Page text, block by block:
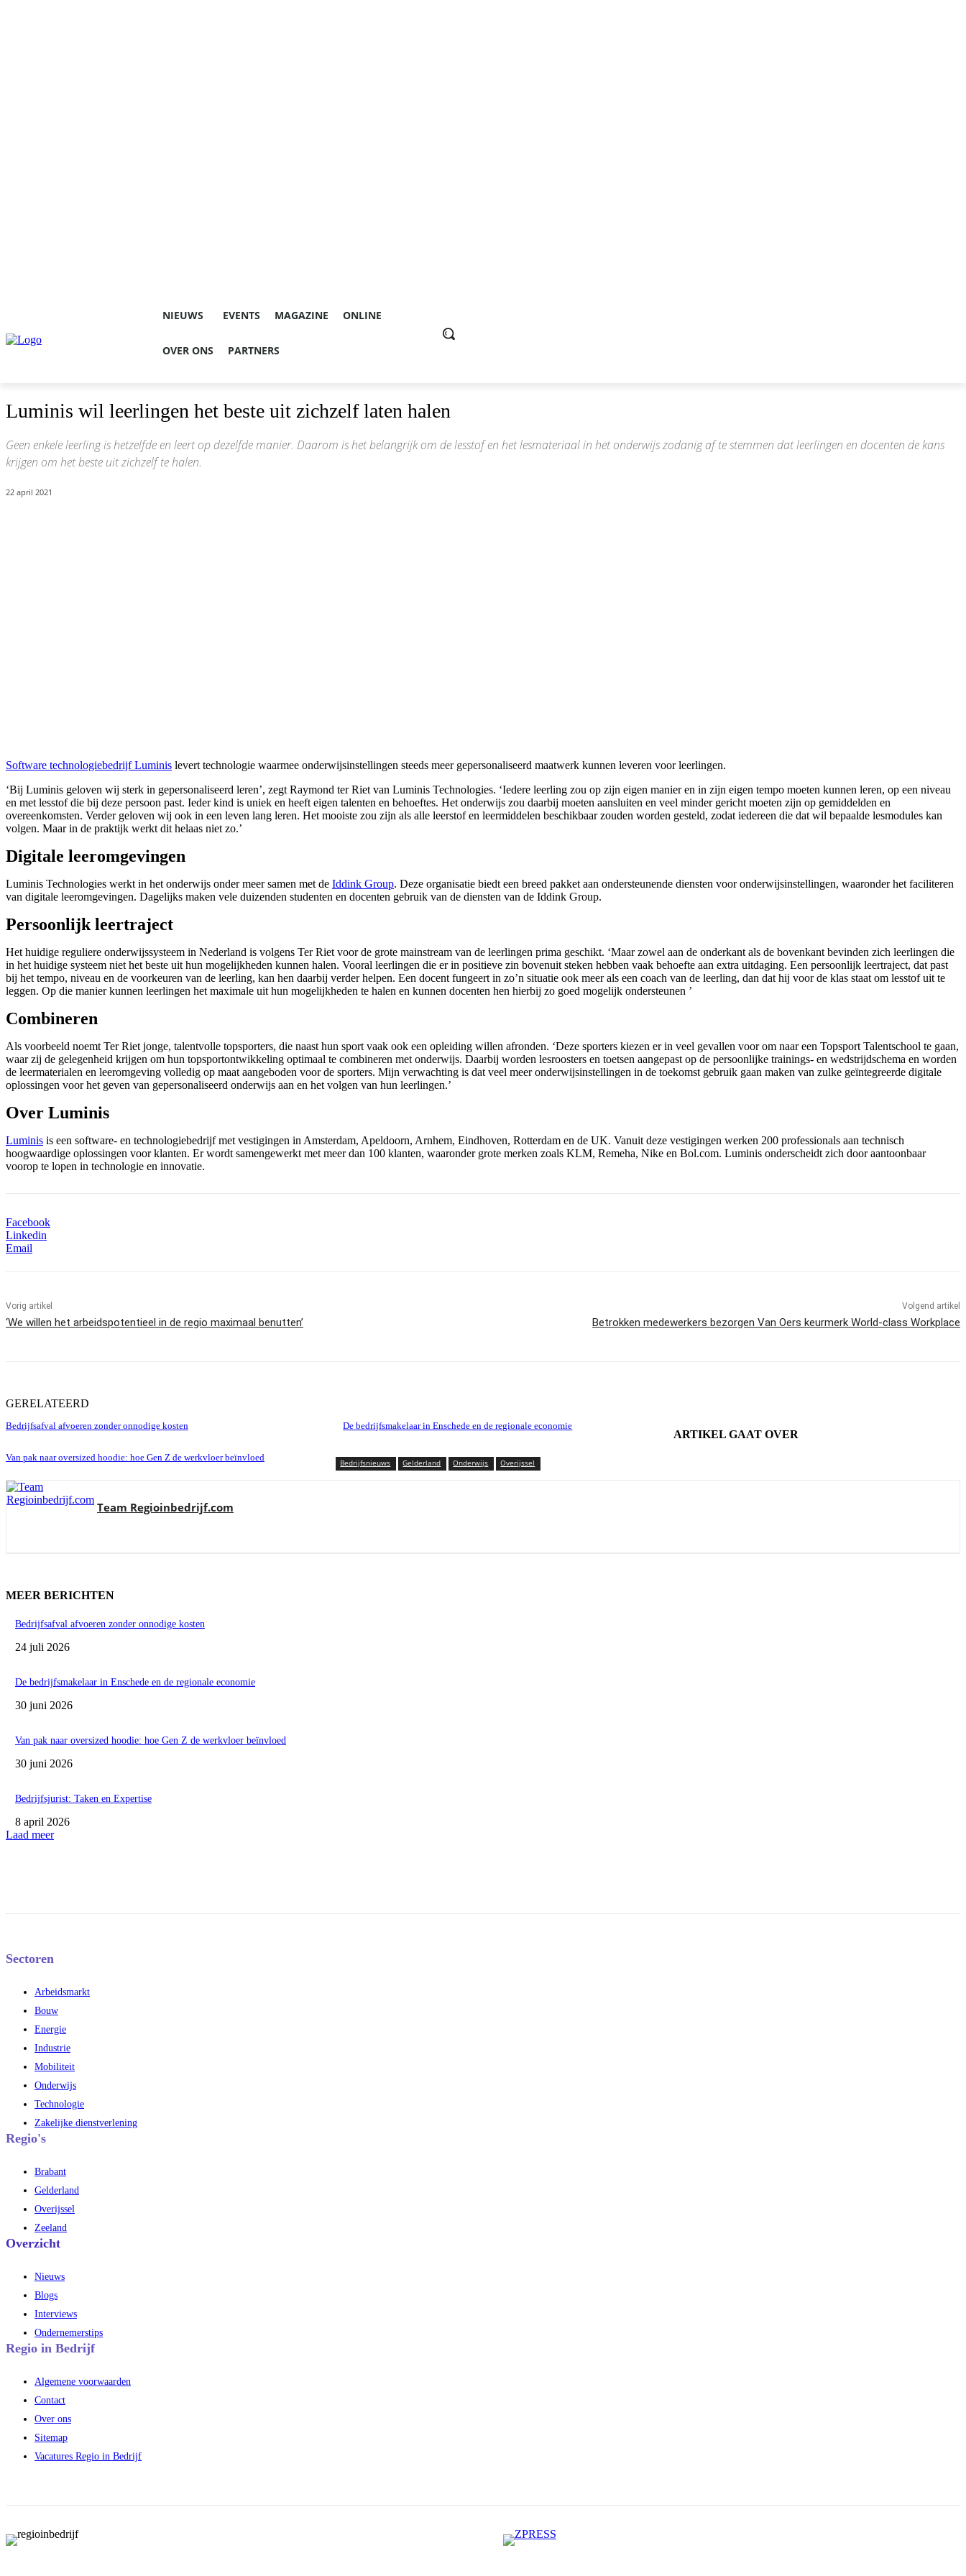
NIEUWS EVENTS MAGAZINE ONLINE
OVER ONS PARTNERS
Luminis wil leerlingen het beste uit zichzelf laten halen
Geen enkele leerling is hetzelfde en leert op dezelfde manier. Daarom is het belangrijk om de lesstof en het lesmateriaal in het onderwijs zodanig af te stemmen dat leerlingen en docenten de kans
krijgen om het beste uit zichzelf te halen.
22 april 2021
Software technologiebedrijf Luminis levert technologie waarmee onderwijsinstellingen steeds meer gepersonaliseerd maatwerk kunnen leveren voor leerlingen.
‘Bij Luminis geloven wij sterk in gepersonaliseerd leren’, zegt Raymond ter Riet van Luminis Technologies. ‘Iedere leerling zou op zijn eigen manier en in zijn eigen tempo moeten kunnen leren, op een niveau
en met lesstof die bij deze persoon past. Ieder kind is uniek en heeft eigen talenten en behoeftes. Het onderwijs zou daarbij moeten aansluiten en veel minder gericht moeten zijn op gemiddelden en
overeenkomsten. Verder geloven wij ook in een leven lang leren. Het mooiste zou zijn als alle leerstof en leermiddelen beschikbaar zouden worden gesteld, zodat iedereen die dat wil bepaalde lesmodules kan
volgen. Maar in de praktijk werkt dit helaas niet zo.’
Digitale leeromgevingen
Luminis Technologies werkt in het onderwijs onder meer samen met de Iddink Group. Deze organisatie biedt een breed pakket aan ondersteunende diensten voor onderwijsinstellingen, waaronder het faciliteren
van digitale leeromgevingen. Dagelijks maken vele duizenden studenten en docenten gebruik van de diensten van de Iddink Group.
Persoonlijk leertraject
Het huidige reguliere onderwijssysteem in Nederland is volgens Ter Riet voor de grote mainstream van de leerlingen prima geschikt. ‘Maar zowel aan de onderkant als de bovenkant bevinden zich leerlingen die
in het huidige systeem niet het beste uit hun mogelijkheden kunnen halen. Vooral leerlingen die er in positieve zin bovenuit steken hebben vaak behoefte aan extra uitdaging. Een persoonlijk leertraject, dat past
bij het tempo, niveau en de voorkeuren van de leerling, kan hen daarbij verder helpen. Een docent fungeert in zo’n situatie ook meer als een coach van de leerling, dan dat hij voor de klas staat om lesstof uit te
leggen. Op die manier kunnen leerlingen het maximale uit hun mogelijkheden te halen en kunnen docenten hen hierbij zo goed mogelijk ondersteunen ’
Combineren
Als voorbeeld noemt Ter Riet jonge, talentvolle topsporters, die naast hun sport vaak ook een opleiding willen afronden. ‘Deze sporters kiezen er in veel gevallen voor om naar een Topsport Talentschool te gaan,
waar zij de gelegenheid krijgen om hun topsportontwikkeling optimaal te combineren met onderwijs. Daarbij worden lesroosters en toetsen aangepast op de persoonlijke trainings- en wedstrijdschema en worden
de leermaterialen en leeromgeving volledig op maat aangeboden voor de sporters. Mijn verwachting is dat veel meer onderwijsinstellingen in de toekomst gebruik gaan maken van zulke geïntegreerde digitale
oplossingen voor het geven van gepersonaliseerd onderwijs aan en het volgen van hun leerlingen.’
Over Luminis
Luminis is een software- en technologiebedrijf met vestigingen in Amsterdam, Apeldoorn, Arnhem, Eindhoven, Rotterdam en de UK. Vanuit deze vestigingen werken 200 professionals aan technisch
hoogwaardige oplossingen voor klanten. Er wordt samengewerkt met meer dan 100 klanten, waaronder grote merken zoals KLM, Remeha, Nike en Bol.com. Luminis onderscheidt zich door aantoonbaar
voorop te lopen in technologie en innovatie.
Facebook
Linkedin
Email
Vorig artikel
‘We willen het arbeidspotentieel in de regio maximaal benutten’
Volgend artikel
Betrokken medewerkers bezorgen Van Oers keurmerk World-class Workplace
GERELATEERD
Bedrijfsafval afvoeren zonder onnodige kosten De bedrijfsmakelaar in Enschede en de regionale economie
Van pak naar oversized hoodie: hoe Gen Z de werkvloer beïnvloed
ARTIKEL GAAT OVER
Bedrijfsnieuws Gelderland Onderwijs Overijssel
Team Regioinbedrijf.com
MEER BERICHTEN
Bedrijfsafval afvoeren zonder onnodige kosten
24 juli 2026
De bedrijfsmakelaar in Enschede en de regionale economie
30 juni 2026
Van pak naar oversized hoodie: hoe Gen Z de werkvloer beïnvloed
30 juni 2026
Bedrijfsjurist: Taken en Expertise
8 april 2026
Laad meer
Sectoren
Arbeidsmarkt
Bouw
Energie
Industrie
Mobiliteit
Onderwijs
Technologie
Zakelijke dienstverlening
Regio's
Brabant
Gelderland
Overijssel
Zeeland
Overzicht
Nieuws
Blogs
Interviews
Ondernemerstips
Regio in Bedrijf
Algemene voorwaarden
Contact
Over ons
Sitemap
Vacatures Regio in Bedrijf